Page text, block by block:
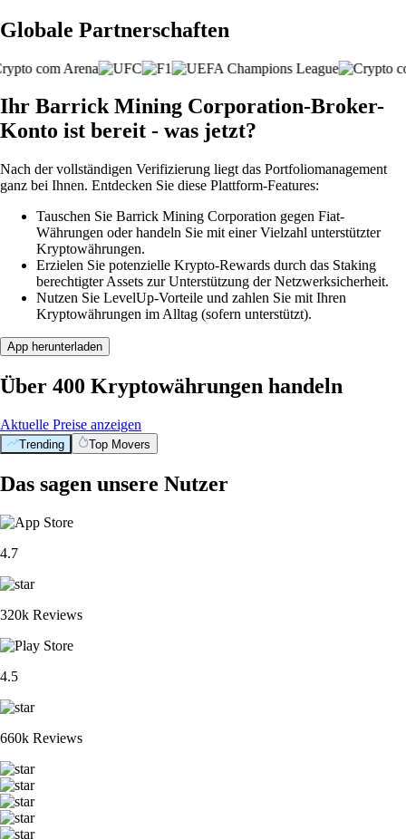
Globale Partnerschaften
Ihr Barrick Mining Corporation-Broker-
Konto ist bereit - was jetzt?
Nach der vollständigen Verifizierung liegt das Portfoliomanagement
ganz bei Ihnen. Entdecken Sie diese Plattform-Features:
Tauschen Sie Barrick Mining Corporation gegen Fiat-
Währungen oder handeln Sie mit einer Vielzahl unterstützter
Kryptowährungen.
Erzielen Sie potenzielle Krypto-Rewards durch das Staking
berechtigter Assets zur Unterstützung der Netzwerksicherheit.
Nutzen Sie LevelUp-Vorteile und zahlen Sie mit Ihren
Kryptowährungen im Alltag (sofern unterstützt).
App herunterladen
Über 400 Kryptowährungen handeln
Aktuelle Preise anzeigen
Trending Top Movers
Das sagen unsere Nutzer
4.7
320k Reviews
4.5
660k Reviews